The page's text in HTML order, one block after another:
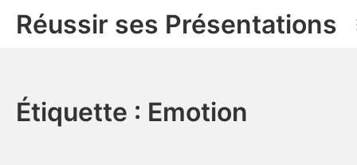
Réussir ses Présentations
Étiquette : Emotion